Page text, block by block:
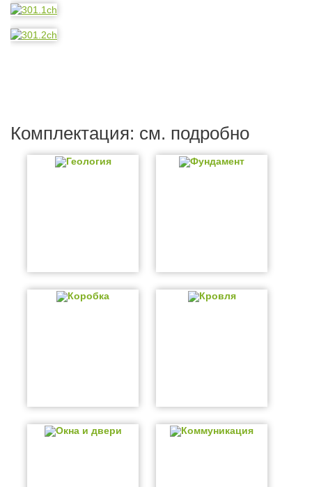
Комплектация: см. подробно
Геология Фундамент
Коробка Кровля
Окна и двери Коммуникация